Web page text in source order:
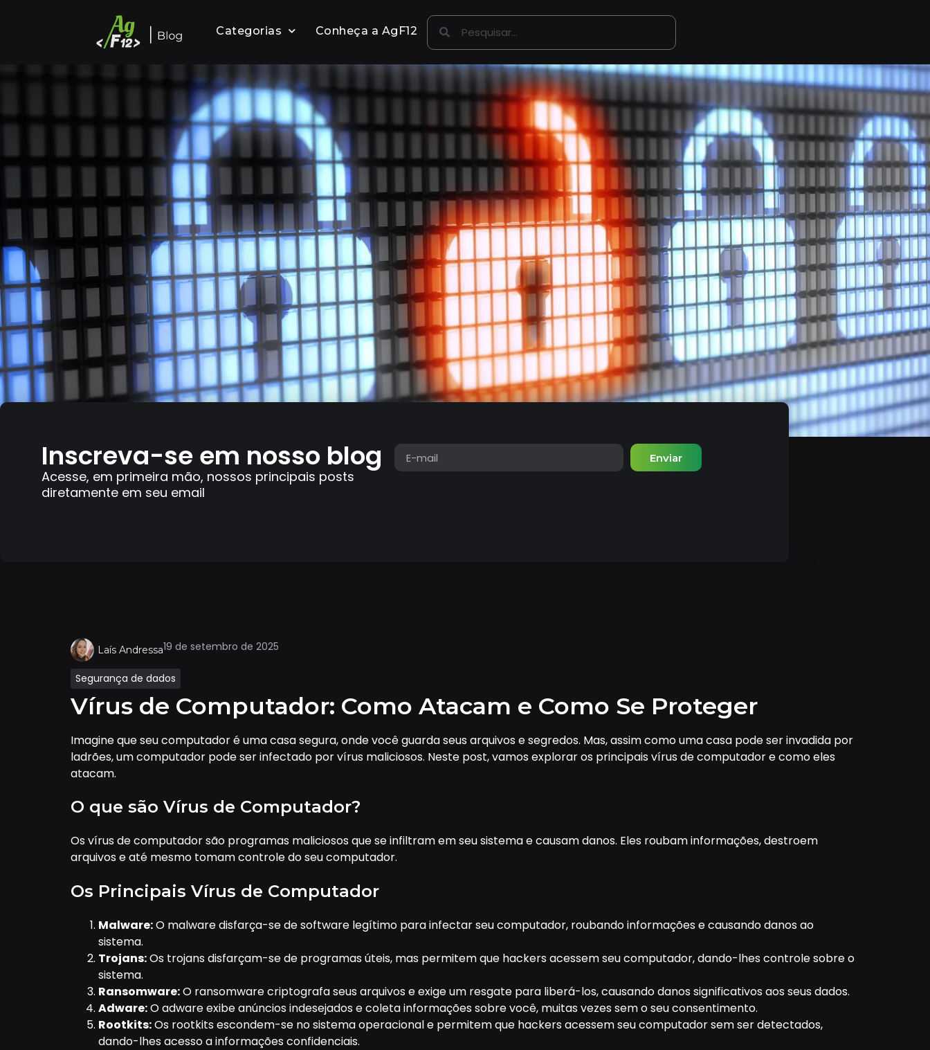
Categorias Conheça a AgF12
Inscreva-se em nosso blog
Acesse, em primeira mão, nossos principais posts
diretamente em seu email
Enviar
Laís Andressa19 de setembro de 2025
Segurança de dados
Vírus de Computador: Como Atacam e Como Se Proteger
Imagine que seu computador é uma casa segura, onde você guarda seus arquivos e segredos. Mas, assim como uma casa pode ser invadida por
ladrões, um computador pode ser infectado por vírus maliciosos. Neste post, vamos explorar os principais vírus de computador e como eles
atacam.
O que são Vírus de Computador?
Os vírus de computador são programas maliciosos que se infiltram em seu sistema e causam danos. Eles roubam informações, destroem
arquivos e até mesmo tomam controle do seu computador.
Os Principais Vírus de Computador
Malware:O malware disfarça-se de software legítimo para infectar seu computador, roubando informações e causando danos ao
sistema.
Trojans:Os trojans disfarçam-se de programas úteis, mas permitem que hackers acessem seu computador, dando-lhes controle sobre o
sistema.
Ransomware:O ransomware criptografa seus arquivos e exige um resgate para liberá-los, causando danos significativos aos seus dados.
Adware:O adware exibe anúncios indesejados e coleta informações sobre você, muitas vezes sem o seu consentimento.
Rootkits:Os rootkits escondem-se no sistema operacional e permitem que hackers acessem seu computador sem ser detectados,
dando-lhes acesso a informações confidenciais.